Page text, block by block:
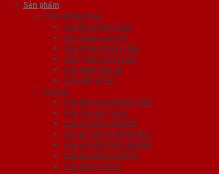
Sản phẩm
Cửa chống cháy
Cửa gỗ chống cháy
Cửa nhôm vân gỗ
Cửa thép chống cháy
Cửa Thép Hàn Quốc
Cửa thép vân gỗ
Cửa vân gỗ 5D
Cửa gỗ
Cửa gỗ công nghiệp HDF
Cửa Gỗ Hàn Quốc
Cửa gỗ HDF VENEER
Cửa gỗ MDF LAMINATE
Cửa gỗ MDF MELAMINE
Cửa gỗ MDF VENEER
Cửa gỗ tự nhiên